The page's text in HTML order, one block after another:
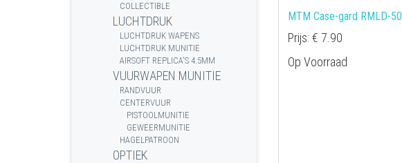
COLLECTIBLE
LUCHTDRUK
LUCHTDRUK WAPENS
LUCHTDRUK MUNITIE
AIRSOFT REPLICA'S 4.5MM
VUURWAPEN MUNITIE
RANDVUUR
CENTERVUUR
PISTOOLMUNITIE
GEWEERMUNITIE
HAGELPATROON
OPTIEK
MTM Case-gard RMLD-50
Prijs: € 7.90
Op Voorraad